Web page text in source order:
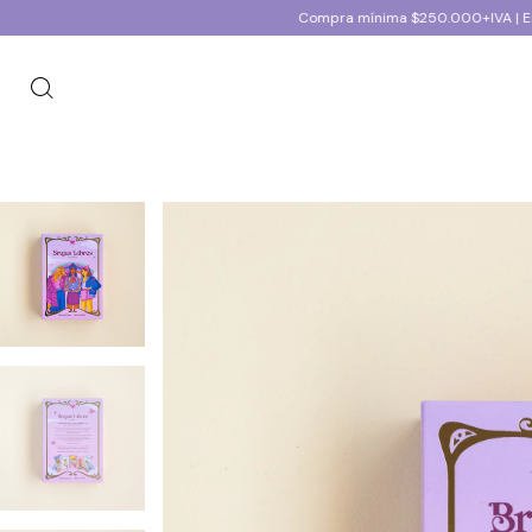
Compra mínima $250.000+IVA | Envios a todo el